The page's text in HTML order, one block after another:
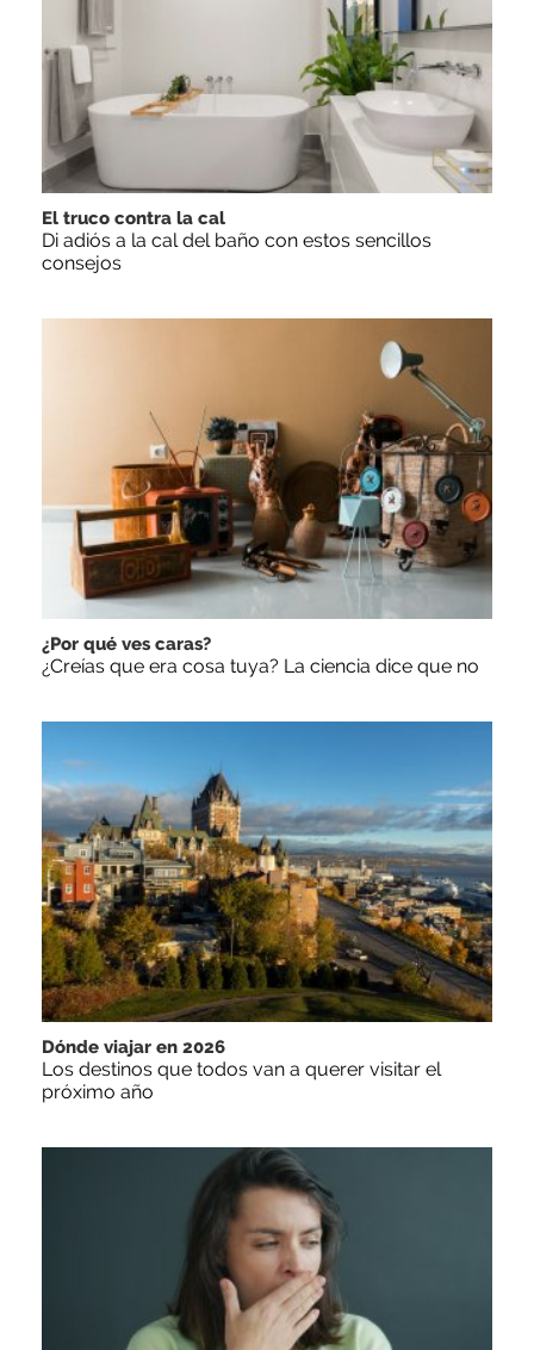
El truco contra la cal
Di adiós a la cal del baño con estos sencillos
consejos
¿Por qué ves caras?
¿Creías que era cosa tuya? La ciencia dice que no
Dónde viajar en 2026
Los destinos que todos van a querer visitar el
próximo año